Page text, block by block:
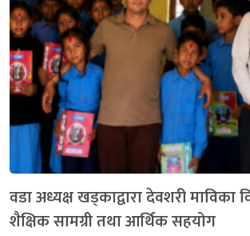
वडा अध्यक्ष खड्काद्वारा देवशरी माविका
शैक्षिक सामग्री तथा आर्थिक सहयोग